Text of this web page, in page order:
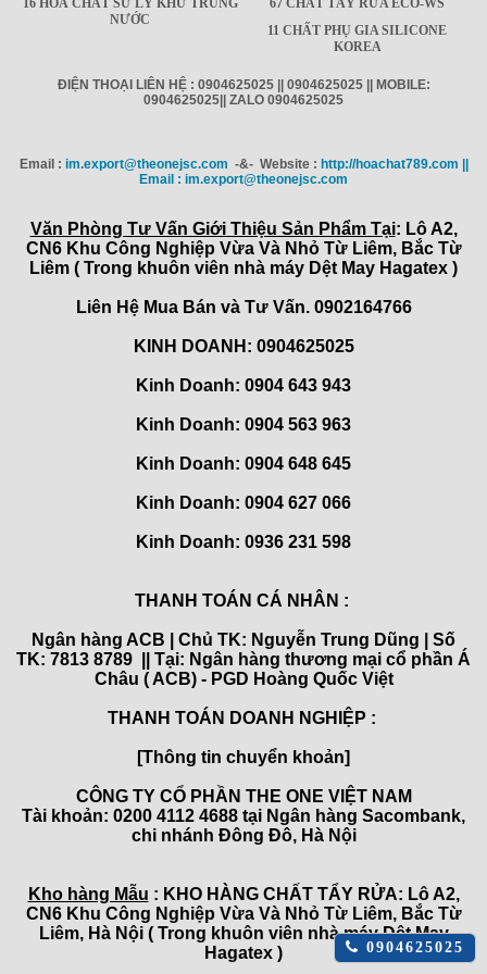
16 HOÁ CHẤT SỬ LÝ KHỬ TRÙNG
NƯỚC
67 CHẤT TẨY RỬA ECO-WS
11 CHẤT PHỤ GIA SILICONE
KOREA
ĐIỆN THOẠI LIÊN HỆ : 0904625025 || 0904625025 || MOBILE:
0904625025|| ZALO 0904625025
Email : im.export@theonejsc.com -&- Website : http://hoachat789.com ||
Email : im.export@theonejsc.com
Click
để
0904625025
Văn Phòng Tư Vấn Giới Thiệu Sản Phẩm Tại: Lô A2,
CN6 Khu Công Nghiệp Vừa Và Nhỏ Từ Liêm, Bắc Từ
Liêm ( Trong khuôn viên nhà máy Dệt May Hagatex )
Liên Hệ Mua Bán và Tư Vấn. 0902164766
KINH DOANH: 0904625025
Kinh Doanh: 0904 643 943
Kinh Doanh: 0904 563 963
Kinh Doanh: 0904 648 645
Kinh Doanh: 0904 627 066
Kinh Doanh: 0936 231 598
THANH TOÁN CÁ NHÂN :
Ngân hàng ACB | Chủ TK: Nguyễn Trung Dũng | Số
TK: 7813 8789 || Tại: Ngân hàng thương mại cổ phần Á
Châu ( ACB) - PGD Hoàng Quốc Việt
THANH TOÁN DOANH NGHIỆP :
[Thông tin chuyển khoản]
CÔNG TY CỔ PHẦN THE ONE VIỆT NAM
Tài khoản: 0200 4112 4688 tại Ngân hàng Sacombank,
chi nhánh Đông Đô, Hà Nội
Kho hàng Mẫu : KHO HÀNG CHẤT TẨY RỬA: Lô A2,
CN6 Khu Công Nghiệp Vừa Và Nhỏ Từ Liêm, Bắc Từ
Liêm, Hà Nội ( Trong khuôn viên nhà máy Dệt May
Hagatex )